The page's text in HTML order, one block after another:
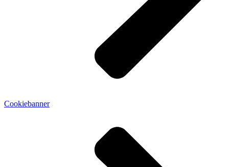
Cookiebanner